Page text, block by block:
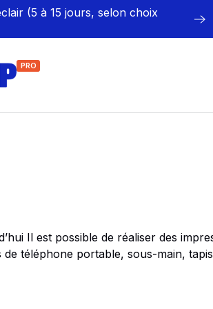
(5 à 15 jours, selon choix
PRO
Il est possible de réaliser des
téléphone portable, sous-main,